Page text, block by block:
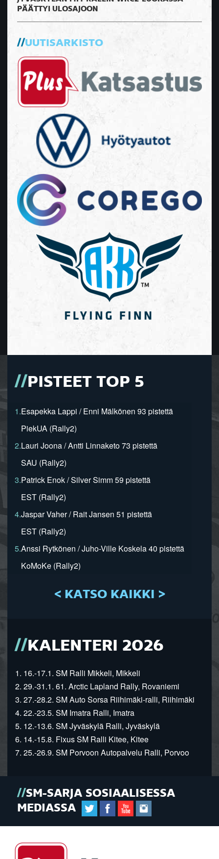
PÄÄTTYI ULOSAJOON
UUTISARKISTO
PISTEET TOP 5
1.Esapekka Lappi / Enni Mälkönen 93 pistettä
PiekUA (Rally2)
2.Lauri Joona / Antti Linnaketo 73 pistettä
SAU (Rally2)
3.Patrick Enok / Silver Simm 59 pistettä
EST (Rally2)
4.Jaspar Vaher / Rait Jansen 51 pistettä
EST (Rally2)
5.Anssi Rytkönen / Juho-Ville Koskela 40 pistettä
KoMoKe (Rally2)
< KATSO KAIKKI >
KALENTERI 2026
1. 16.-17.1. SM Ralli Mikkeli, Mikkeli
2. 29.-31.1. 61. Arctic Lapland Rally, Rovaniemi
3. 27.-28.2. SM Auto Sorsa Riihimäki-ralli, Riihimäki
4. 22.-23.5. SM Imatra Ralli, Imatra
5. 12.-13.6. SM Jyväskylä Ralli, Jyväskylä
6. 14.-15.8. Fixus SM Ralli Kitee, Kitee
7. 25.-26.9. SM Porvoon Autopalvelu Ralli, Porvoo
SM-SARJA SOSIAALISESSA
MEDIASSA